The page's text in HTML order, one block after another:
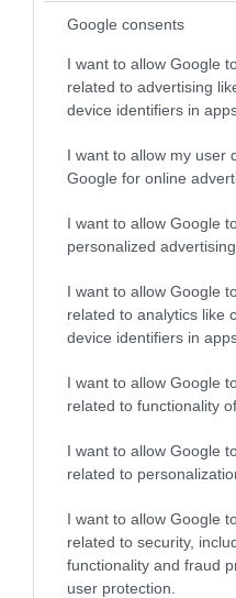
Google consents
I want to allow Google
related to advertising
device identifiers in
I want to allow my user
Google for online
I want to allow Google
personalized advertising.
I want to allow Google
related to analytics like
device identifiers in
I want to allow Google
related to functionality
I want to allow Google
related to
I want to allow Google
related to security,
functionality and fraud
user protection.
07.08.2026
Ο
Σερβία
στις
07.08.2026
Νέα
και
της
Κριμαία
POPULAR 24H